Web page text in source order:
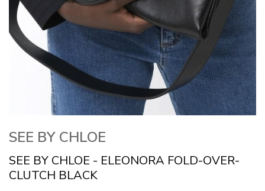
SEE BY CHLOE
SEE BY CHLOE - ELEONORA FOLD-OVER-
CLUTCH BLACK